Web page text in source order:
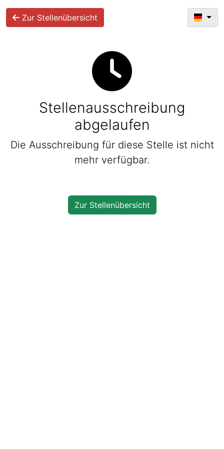
Zur Stellenübersicht
Stellenausschreibung
abgelaufen
Die Ausschreibung für diese Stelle ist nicht
mehr verfügbar.
Zur Stellenübersicht